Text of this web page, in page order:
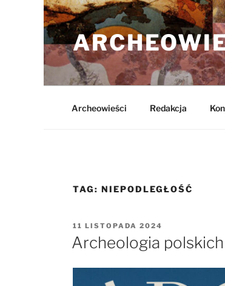
Przejdź
do
treści
Archeowieści Redakcja
TAG: NIEPODLEGŁOŚĆ
OPUBLIKOWANE
W
11 LISTOPADA 2024
Archeologia